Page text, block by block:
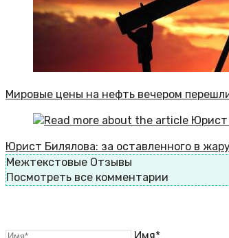
Мировые цены на нефть вечером
Юрист Билялова: за оставленного в
Межтекстовые Отзывы
Посмотреть все комментарии